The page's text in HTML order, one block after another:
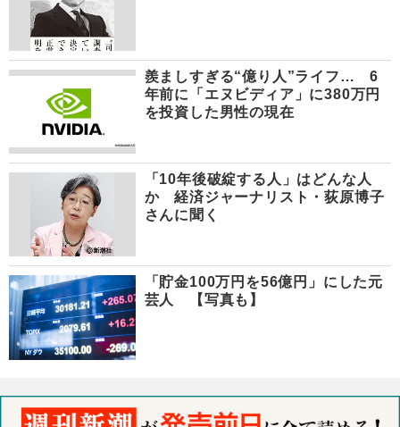
羨ましすぎる“億り人”ライフ… 6
年前に「エヌビディア」に380万円
を投資した男性の現在
「10年後破綻する人」はどんな人
か 経済ジャーナリスト・荻原博子
さんに聞く
「貯金100万円を56億円」にした元
芸人 【写真も】